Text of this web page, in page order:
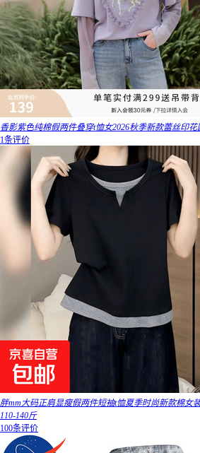
香影紫色纯棉假两件叠穿t恤女2026秋季新款蕾丝印花
1条评价
胖mm大码正肩显瘦假两件短袖t恤夏季时尚新款棉女
110-140斤
100条评价